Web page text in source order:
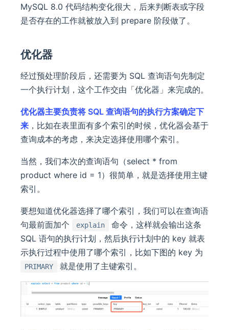
MySQL 8.0 代码结构变化很大，后来判断表或字段
是否存在的工作就被放入到 prepare 阶段做了。
优化器
经过预处理阶段后，还需要为 SQL 查询语句先制定
一个执行计划，这个工作交由「优化器」来完成的。
优化器主要负责将 SQL 查询语句的执行方案确定下
来 ，比如在表里面有多个索引的时候，优化器会基于
查询成本的考虑，来决定选择使用哪个索引。
当然，我们本次的查询语句（select * from
product where id = 1）很简单，就是选择使用主键
索引。
要想知道优化器选择了哪个索引，我们可以在查询语
句最前面加个
explain
命令，这样就会输出这条
SQL 语句的执行计划，然后执行计划中的 key 就表
示执行过程中使用了哪个索引，比如下图的 key 为
PRIMARY 就是使用了主键索引。